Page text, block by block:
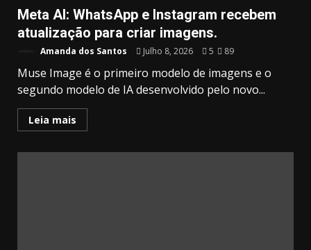
Meta AI: WhatsApp e Instagram recebem
atualização para criar imagens.
Amanda dos Santos Julho 8, 2026 5 89
Muse Image é o primeiro modelo de imagens e o
segundo modelo de IA desenvolvido pelo novo...
Leia mais